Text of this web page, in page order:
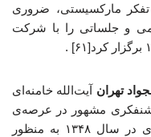
تفکر مارکسیستی، ضروری
و جلساتی را با شرکت
تهران آیت‌الله خامنه‌ای
مشهور در عرصه‌ی
مبارزه نیز ارتباط و همکاری داشت. وی در سال ۱۳۴۸ به منظور